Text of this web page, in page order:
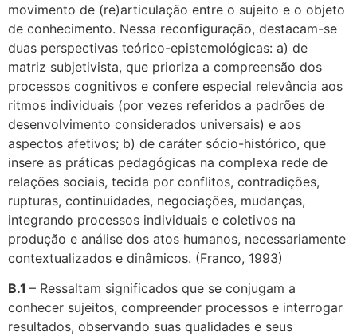
movimento de (re)articulação entre o sujeito e o objeto
de conhecimento. Nessa reconfiguração, destacam-se
duas perspectivas teórico-epistemológicas: a) de
matriz subjetivista, que prioriza a compreensão dos
processos cognitivos e confere especial relevância aos
ritmos individuais (por vezes referidos a padrões de
desenvolvimento considerados universais) e aos
aspectos afetivos; b) de caráter sócio-histórico, que
insere as práticas pedagógicas na complexa rede de
relações sociais, tecida por conflitos, contradições,
rupturas, continuidades, negociações, mudanças,
integrando processos individuais e coletivos na
produção e análise dos atos humanos, necessariamente
contextualizados e dinâmicos. (Franco, 1993)
B.1 – Ressaltam significados que se conjugam a
conhecer sujeitos, compreender processos e interrogar
resultados, observando suas qualidades e seus